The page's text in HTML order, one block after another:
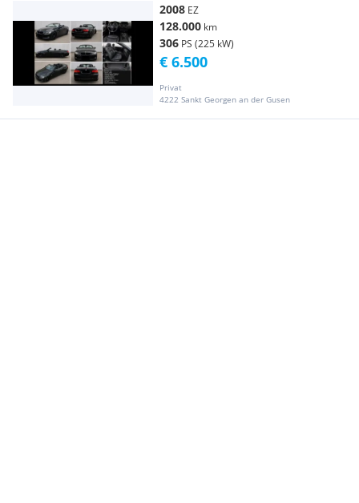
2008 EZ
128.000 km
306 PS (225 kW)
Privat
4222 Sankt Georgen an der Gusen
€ 6.500